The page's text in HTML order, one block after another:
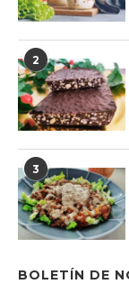
2
3
BOLETÍN DE